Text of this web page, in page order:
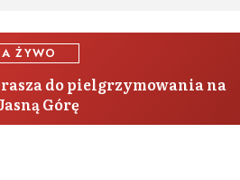
ŻYWO
do pielgrzymowania na
Górę